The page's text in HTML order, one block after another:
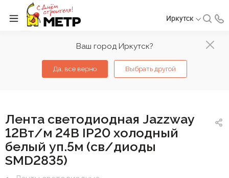
Ваш город Иркутск?
Да, все верно Выбрать другой
Иркутск
Лента светодиодная Jazzway
12Вт/м 24В IP20 холодный
белый уп.5м (св/диоды
SMD2835)